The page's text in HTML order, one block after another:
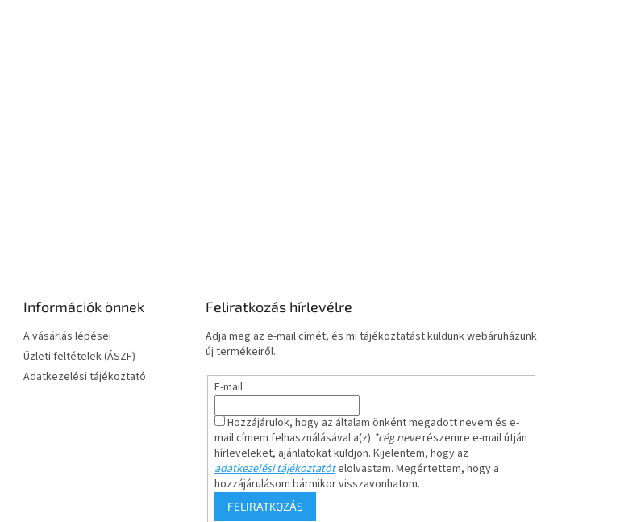
Információk önnek
A vásárlás lépései
Üzleti feltételek (ÁSZF)
Adatkezelési tájékoztató
Feliratkozás hírlevélre
Adja meg az e-mail címét, és mi tájékoztatást küldünk webáruházunk
új termékeiről.
E-mail
Hozzájárulok, hogy az általam önként megadott nevem és e-
mail címem felhasználásával a(z) *cég neverészemre e-mail útján
hírleveleket, ajánlatokat küldjön. Kijelentem, hogy az
adatkezelési tájékoztatótelolvastam. Megértettem, hogy a
hozzájárulásom bármikor visszavonhatom.
FELIRATKOZÁS